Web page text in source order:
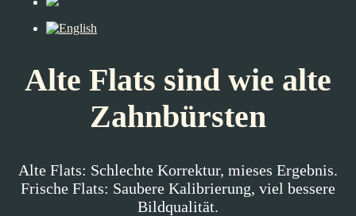
Alte Flats sind wie alte
Zahnbürsten
Alte Flats: Schlechte Korrektur, mieses Ergebnis.
Frische Flats: Saubere Kalibrierung, viel bessere
Bildqualität.